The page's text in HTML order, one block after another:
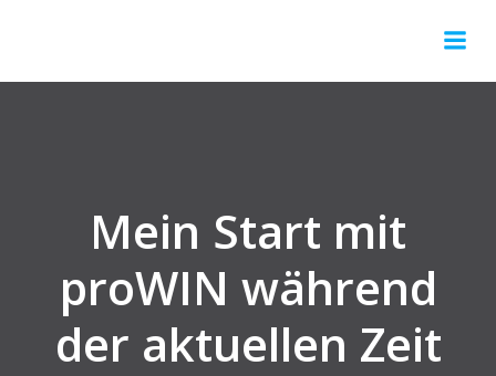
Mein Start mit
proWIN während
der aktuellen Zeit